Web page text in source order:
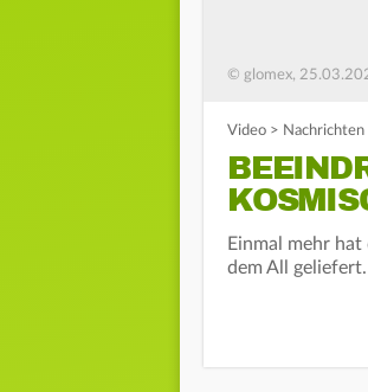
© glomex,
Video > Nachrichten
Einmal mehr
dem All geliefert.